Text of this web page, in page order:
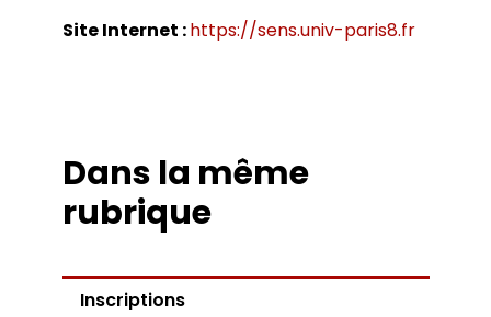
Site Internet :https://sens.univ-paris8.fr
Dans la même
rubrique
Inscriptions